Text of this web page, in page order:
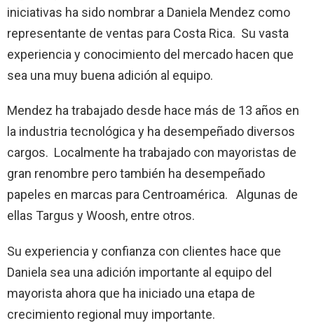
iniciativas ha sido nombrar a Daniela Mendez como
representante de ventas para Costa Rica. Su vasta
experiencia y conocimiento del mercado hacen que
sea una muy buena adición al equipo.
Mendez ha trabajado desde hace más de 13 años en
la industria tecnológica y ha desempeñado diversos
cargos. Localmente ha trabajado con mayoristas de
gran renombre pero también ha desempeñado
papeles en marcas para Centroamérica. Algunas de
ellas Targus y Woosh, entre otros.
Su experiencia y confianza con clientes hace que
Daniela sea una adición importante al equipo del
mayorista ahora que ha iniciado una etapa de
crecimiento regional muy importante.